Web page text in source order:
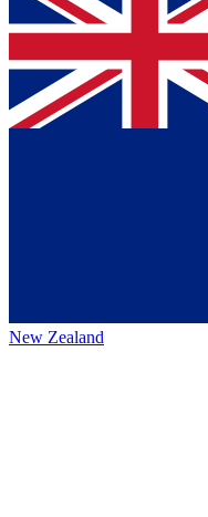
New Zealand